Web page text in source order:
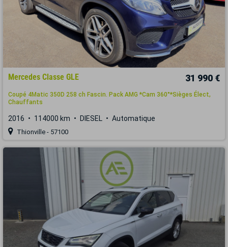
Mercedes Classe GLE 31 990 €
Coupé 4Matic 350D 258 ch Fascin. Pack AMG *Cam 360°*Sièges Élect,
Chauffants
2016 114000 km DIESEL Automatique
Thionville - 57100